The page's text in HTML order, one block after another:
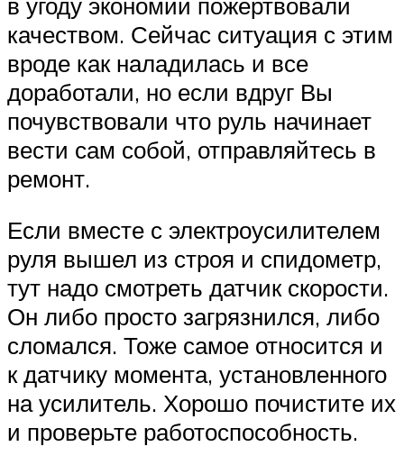
Меню
качеством. Сейчас ситуация с этим
вроде как наладилась и все
доработали, но если вдруг Вы
почувствовали что руль начинает
вести сам собой, отправляйтесь в
ремонт.
Если вместе с электроусилителем
руля вышел из строя и спидометр,
тут надо смотреть датчик скорости.
Он либо просто загрязнился, либо
сломался. Тоже самое относится и
к датчику момента, установленного
на усилитель. Хорошо почистите их
и проверьте работоспособность.